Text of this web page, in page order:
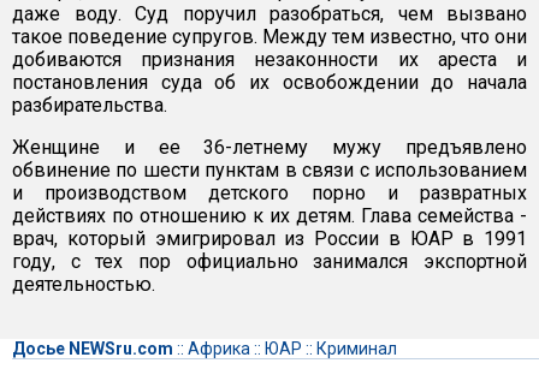
даже воду. Суд поручил разобраться, чем вызвано
такое поведение супругов. Между тем известно, что они
добиваются признания незаконности их ареста и
постановления суда об их освобождении до начала
разбирательства.
Женщине и ее 36-летнему мужу предъявлено
обвинение по шести пунктам в связи с использованием
и производством детского порно и развратных
действиях по отношению к их детям. Глава семейства -
врач, который эмигрировал из России в ЮАР в 1991
году, с тех пор официально занимался экспортной
деятельностью.
Досье NEWSru.com :: Африка :: ЮАР :: Криминал